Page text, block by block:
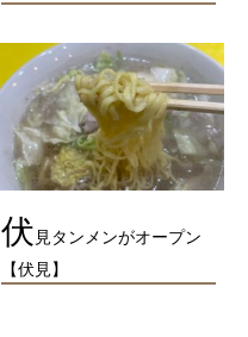
伏 見タンメンがオープン
【伏見】